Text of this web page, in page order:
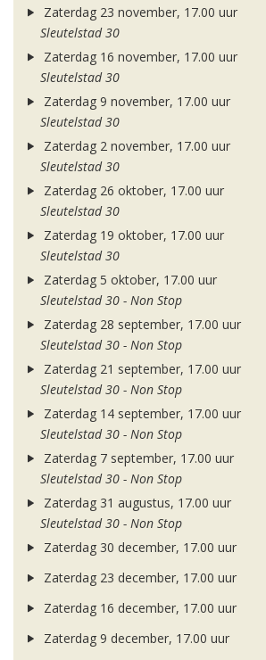
Zaterdag 23 november, 17.00 uur
Sleutelstad 30
Zaterdag 16 november, 17.00 uur
Sleutelstad 30
Zaterdag 9 november, 17.00 uur
Sleutelstad 30
Zaterdag 2 november, 17.00 uur
Sleutelstad 30
Zaterdag 26 oktober, 17.00 uur
Sleutelstad 30
Zaterdag 19 oktober, 17.00 uur
Sleutelstad 30
Zaterdag 5 oktober, 17.00 uur
Sleutelstad 30 - Non Stop
Zaterdag 28 september, 17.00 uur
Sleutelstad 30 - Non Stop
Zaterdag 21 september, 17.00 uur
Sleutelstad 30 - Non Stop
Zaterdag 14 september, 17.00 uur
Sleutelstad 30 - Non Stop
Zaterdag 7 september, 17.00 uur
Sleutelstad 30 - Non Stop
Zaterdag 31 augustus, 17.00 uur
Sleutelstad 30 - Non Stop
Zaterdag 30 december, 17.00 uur
Zaterdag 23 december, 17.00 uur
Zaterdag 16 december, 17.00 uur
Zaterdag 9 december, 17.00 uur